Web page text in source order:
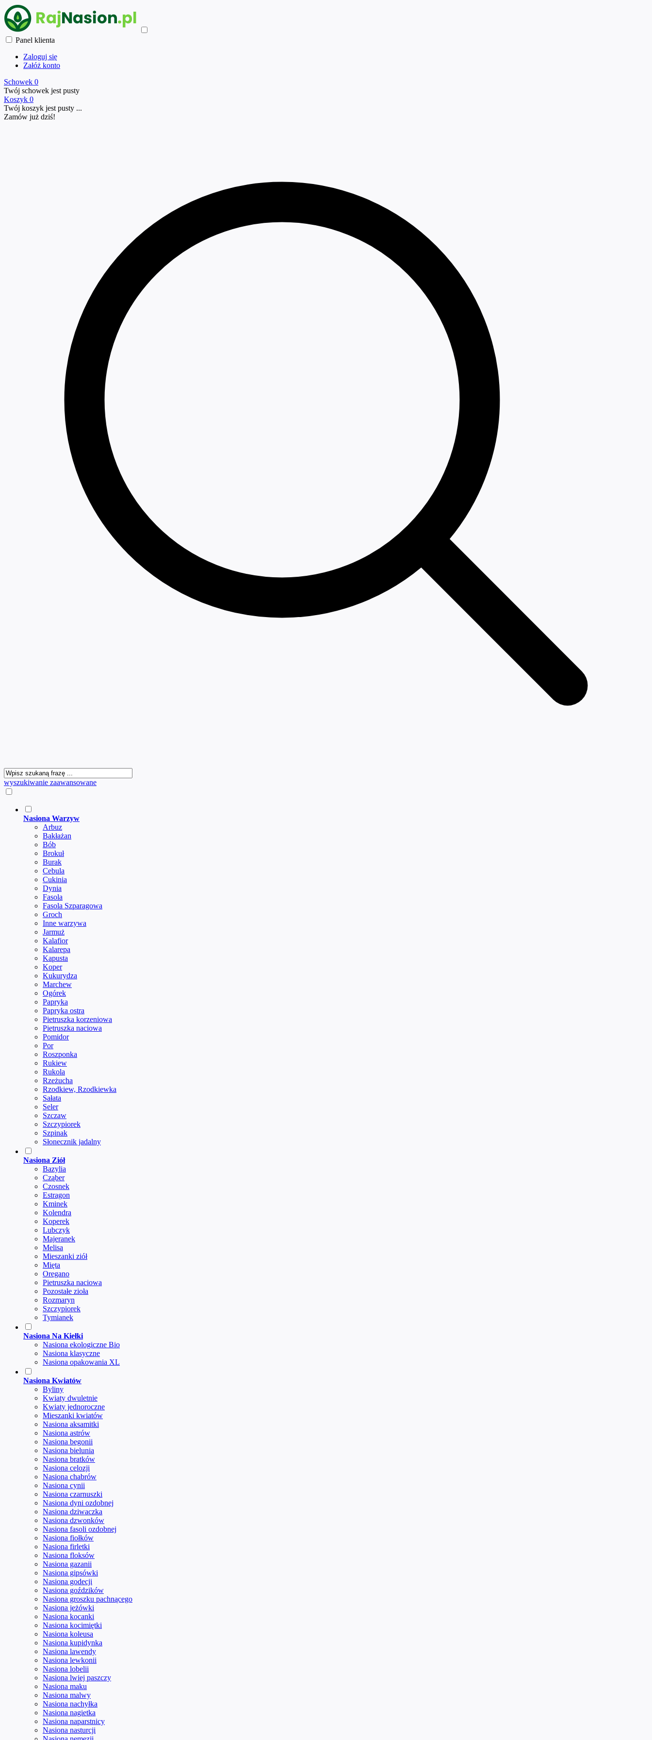
Panel klienta
Zaloguj się
Załóż konto
Schowek 0
Twój schowek jest pusty
Koszyk 0
Twój koszyk jest pusty ...
Zamów już dziś!
wyszukiwanie zaawansowane
Nasiona Warzyw
Arbuz
Bakłażan
Bób
Brokuł
Burak
Cebula
Cukinia
Dynia
Fasola
Fasola Szparagowa
Groch
Inne warzywa
Jarmuż
Kalafior
Kalarepa
Kapusta
Koper
Kukurydza
Marchew
Ogórek
Papryka
Papryka ostra
Pietruszka korzeniowa
Pietruszka naciowa
Pomidor
Por
Roszponka
Rukiew
Rukola
Rzeżucha
Rzodkiew, Rzodkiewka
Sałata
Seler
Szczaw
Szczypiorek
Szpinak
Słonecznik jadalny
Nasiona Ziół
Bazylia
Cząber
Czosnek
Estragon
Kminek
Kolendra
Koperek
Lubczyk
Majeranek
Melisa
Mieszanki ziół
Mięta
Oregano
Pietruszka naciowa
Pozostałe zioła
Rozmaryn
Szczypiorek
Tymianek
Nasiona Na Kiełki
Nasiona ekologiczne Bio
Nasiona klasyczne
Nasiona opakowania XL
Nasiona Kwiatów
Byliny
Kwiaty dwuletnie
Kwiaty jednoroczne
Mieszanki kwiatów
Nasiona aksamitki
Nasiona astrów
Nasiona begonii
Nasiona bielunia
Nasiona bratków
Nasiona celozji
Nasiona chabrów
Nasiona cynii
Nasiona czarnuszki
Nasiona dyni ozdobnej
Nasiona dziwaczka
Nasiona dzwonków
Nasiona fasoli ozdobnej
Nasiona fiołków
Nasiona firletki
Nasiona floksów
Nasiona gazanii
Nasiona gipsówki
Nasiona godecji
Nasiona goździków
Nasiona groszku pachnącego
Nasiona jeżówki
Nasiona kocanki
Nasiona kocimiętki
Nasiona koleusa
Nasiona kupidynka
Nasiona lawendy
Nasiona lewkonii
Nasiona lobelii
Nasiona lwiej paszczy
Nasiona maku
Nasiona malwy
Nasiona nachyłka
Nasiona nagietka
Nasiona naparstnicy
Nasiona nasturcji